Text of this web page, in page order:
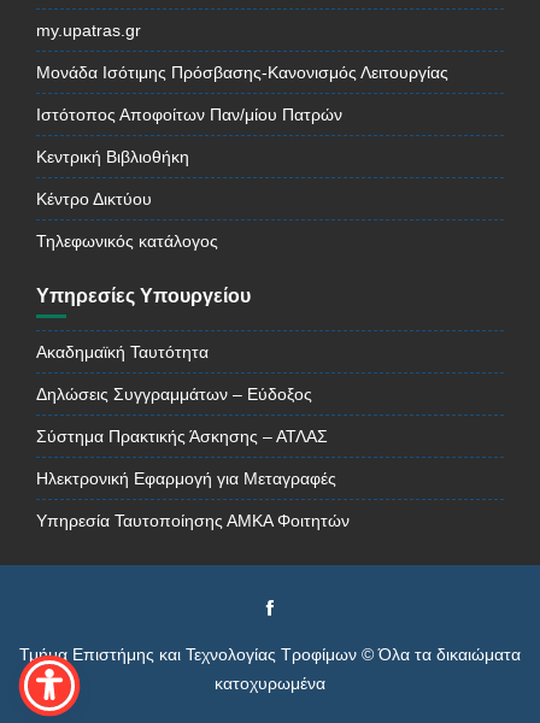
my.upatras.gr
Μονάδα Ισότιμης Πρόσβασης-Κανονισμός Λειτουργίας
Ιστότοπος Αποφοίτων Παν/μίου Πατρών
Κεντρική Βιβλιοθήκη
Κέντρο Δικτύου
Τηλεφωνικός κατάλογος
Υπηρεσίες Υπουργείου
Ακαδημαϊκή Ταυτότητα
Δηλώσεις Συγγραμμάτων – Εύδοξος
Σύστημα Πρακτικής Άσκησης – ΑΤΛΑΣ
Ηλεκτρονική Εφαρμογή για Μεταγραφές
Υπηρεσία Ταυτοποίησης ΑΜΚΑ Φοιτητών
Τμήμα Επιστήμης και Τεχνολογίας Τροφίμων © Όλα τα δικαιώματα
κατοχυρωμένα